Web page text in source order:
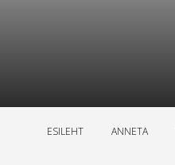
ESILEHT ANNETA